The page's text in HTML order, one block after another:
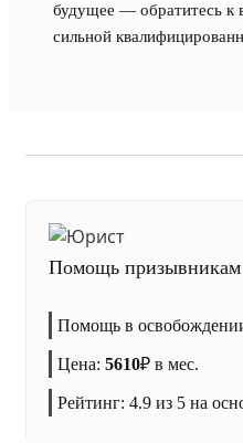
будущее — обратитесь к
сильной
Помощь
Помощь в
Цена: 5610₽ в мес.
Рейтинг: 4.9 из 5 на